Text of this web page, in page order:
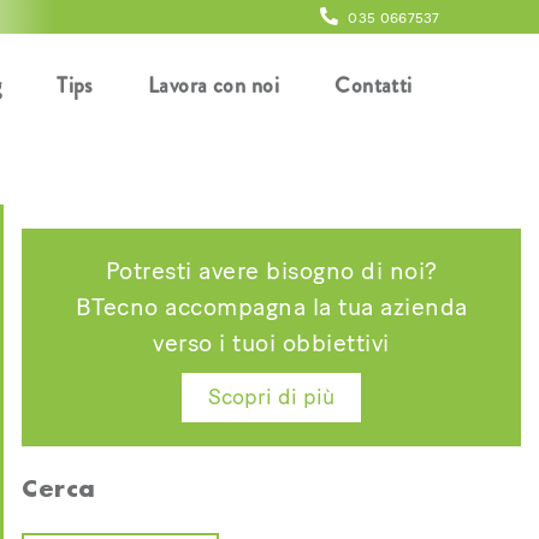
035 0667537
Tips Lavora con noi Contatti
Potresti avere bisogno di noi?
BTecno accompagna la tua azienda
verso i tuoi obbiettivi
Scopri di più
Cerca